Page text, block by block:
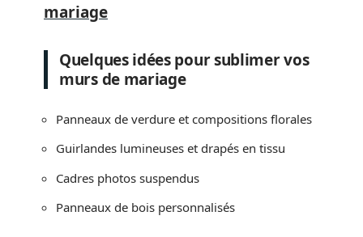
mariage
Quelques idées pour sublimer vos
murs de mariage
Panneaux de verdure et compositions florales
Guirlandes lumineuses et drapés en tissu
Cadres photos suspendus
Panneaux de bois personnalisés